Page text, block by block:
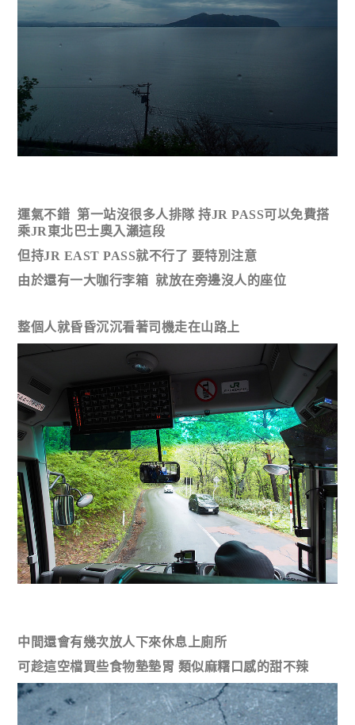
運氣不錯 第一站沒很多人排隊 持JR PASS可以免費搭
乘JR東北巴士奧入瀨這段
但持JR EAST PASS就不行了 要特別注意
由於還有一大咖行李箱 就放在旁邊沒人的座位
整個人就昏昏沉沉看著司機走在山路上
中間還會有幾次放人下來休息上廁所
可趁這空檔買些食物墊墊胃 類似麻糬口感的甜不辣